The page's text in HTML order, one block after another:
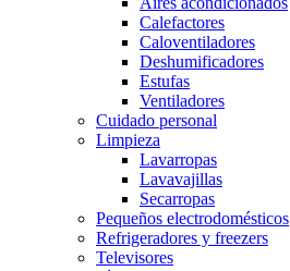
Calefactores
Caloventiladores
Deshumificadores
Estufas
Ventiladores
Cuidado personal
Limpieza
Lavarropas
Lavavajillas
Secarropas
Pequeños electrodomésticos
Refrigeradores y freezers
Televisores